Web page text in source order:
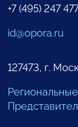
+7 (495) 247
id@opora.ru
127473, г.